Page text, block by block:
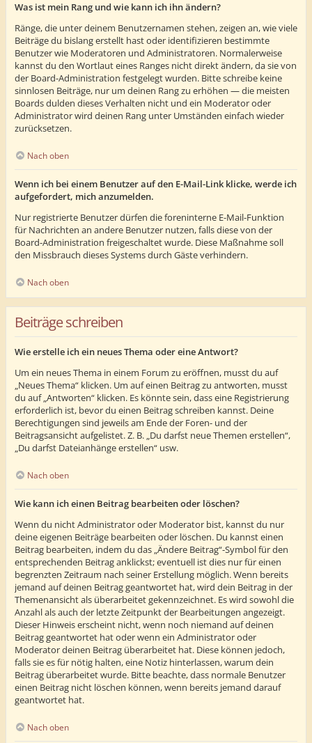
Was ist mein Rang und wie kann ich ihn ändern?
Ränge, die unter deinem Benutzernamen stehen, zeigen an, wie viele
Beiträge du bislang erstellt hast oder identifizieren bestimmte
Benutzer wie Moderatoren und Administratoren. Normalerweise
kannst du den Wortlaut eines Ranges nicht direkt ändern, da sie von
der Board-Administration festgelegt wurden. Bitte schreibe keine
sinnlosen Beiträge, nur um deinen Rang zu erhöhen — die meisten
Boards dulden dieses Verhalten nicht und ein Moderator oder
Administrator wird deinen Rang unter Umständen einfach wieder
zurücksetzen.
Nach oben
Wenn ich bei einem Benutzer auf den E-Mail-Link klicke, werde ich
aufgefordert, mich anzumelden.
Nur registrierte Benutzer dürfen die foreninterne E-Mail-Funktion
für Nachrichten an andere Benutzer nutzen, falls diese von der
Board-Administration freigeschaltet wurde. Diese Maßnahme soll
den Missbrauch dieses Systems durch Gäste verhindern.
Nach oben
Beiträge schreiben
Wie erstelle ich ein neues Thema oder eine Antwort?
Um ein neues Thema in einem Forum zu eröffnen, musst du auf
„Neues Thema“ klicken. Um auf einen Beitrag zu antworten, musst
du auf „Antworten“ klicken. Es könnte sein, dass eine Registrierung
erforderlich ist, bevor du einen Beitrag schreiben kannst. Deine
Berechtigungen sind jeweils am Ende der Foren- und der
Beitragsansicht aufgelistet. Z. B. „Du darfst neue Themen erstellen“,
„Du darfst Dateianhänge erstellen“ usw.
Nach oben
Wie kann ich einen Beitrag bearbeiten oder löschen?
Wenn du nicht Administrator oder Moderator bist, kannst du nur
deine eigenen Beiträge bearbeiten oder löschen. Du kannst einen
Beitrag bearbeiten, indem du das „Ändere Beitrag“-Symbol für den
entsprechenden Beitrag anklickst; eventuell ist dies nur für einen
begrenzten Zeitraum nach seiner Erstellung möglich. Wenn bereits
jemand auf deinen Beitrag geantwortet hat, wird dein Beitrag in der
Themenansicht als überarbeitet gekennzeichnet. Es wird sowohl die
Anzahl als auch der letzte Zeitpunkt der Bearbeitungen angezeigt.
Dieser Hinweis erscheint nicht, wenn noch niemand auf deinen
Beitrag geantwortet hat oder wenn ein Administrator oder
Moderator deinen Beitrag überarbeitet hat. Diese können jedoch,
falls sie es für nötig halten, eine Notiz hinterlassen, warum dein
Beitrag überarbeitet wurde. Bitte beachte, dass normale Benutzer
einen Beitrag nicht löschen können, wenn bereits jemand darauf
geantwortet hat.
Nach oben